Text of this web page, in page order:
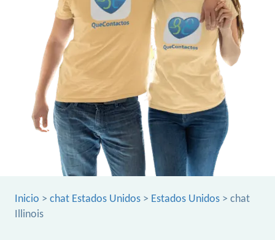
Inicio > chat Estados Unidos > Estados Unidos > chat
Illinois